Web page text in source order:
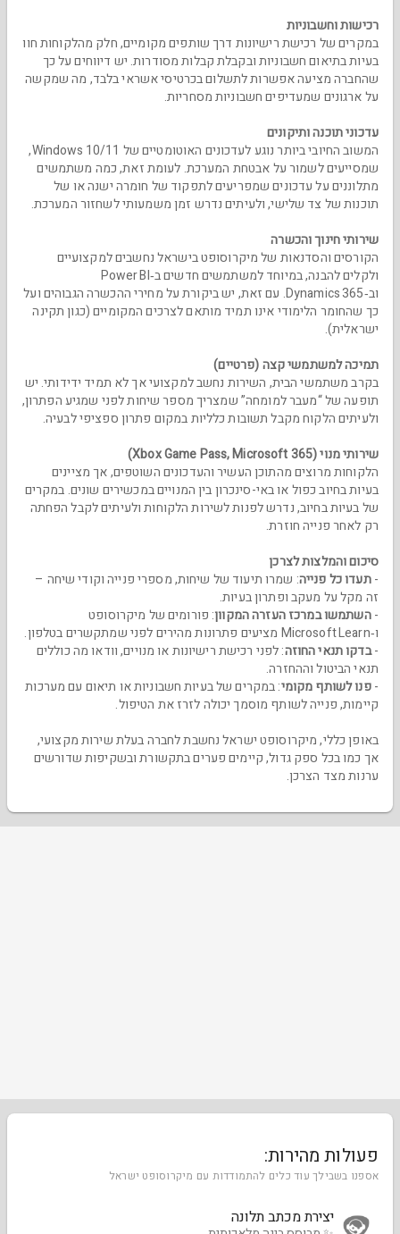
רכישות וחשבוניות
במקרים של רכישת רישיונות דרך שותפים מקומיים, חלק מהלקוחות חוו
בעיות בתיאום חשבוניות ובקבלת קבלות מסודרות. יש דיווחים על כך
שהחברה מציעה אפשרות לתשלום בכרטיסי אשראי בלבד, מה שמקשה
על ארגונים שמעדיפים חשבוניות מסחריות.
עדכוני תוכנה ותיקונים
המשוב החיובי ביותר נוגע לעדכונים האוטומטיים של Windows 10/11,
שמסייעים לשמור על אבטחת המערכת. לעומת זאת, כמה משתמשים
מתלוננים על עדכונים שמפריעים לתפקוד של חומרה ישנה או של
תוכנות של צד שלישי, ולעיתים נדרש זמן משמעותי לשחזור המערכת.
שירותי חינוך והכשרה
הקורסים והסדנאות של מיקרוסופט בישראל נחשבים למקצועיים
ולקלים להבנה, במיוחד למשתמשים חדשים ב‑Power BI
וב‑Dynamics 365. עם זאת, יש ביקורת על מחירי ההכשרה הגבוהים ועל
כך שהחומר הלימודי אינו תמיד מותאם לצרכים המקומיים (כגון תקינה
ישראלית).
תמיכה למשתמשי קצה (פרטיים)
בקרב משתמשי הבית, השירות נחשב למקצועי אך לא תמיד ידידותי. יש
תופעה של “מעבר למומחה” שמצריך מספר שיחות לפני שמגיע הפתרון,
ולעיתים הלקוח מקבל תשובות כלליות במקום פתרון ספציפי לבעיה.
שירותי מנוי (Xbox Game Pass, Microsoft 365)
הלקוחות מרוצים מהתוכן העשיר והעדכונים השוטפים, אך מציינים
בעיות בחיוב כפול או באי-סינכרון בין המנויים במכשירים שונים. במקרים
של בעיות בחיוב, נדרש לפנות לשירות הלקוחות ולעיתים לקבל הפחתה
רק לאחר פנייה חוזרת.
סיכום והמלצות לצרכן
-תעדו כל פנייה: שמרו תיעוד של שיחות, מספרי פנייה וקודי שיחה –
זה מקל על מעקב ופתרון בעיות.
-השתמשו במרכז העזרה המקוון: פורומים של מיקרוסופט
ו‑Microsoft Learn מציעים פתרונות מהירים לפני שמתקשרים בטלפון.
-בדקו תנאי החוזה: לפני רכישת רישיונות או מנויים, וודאו מה כוללים
תנאי הביטול וההחזרה.
-פנו לשותף מקומי: במקרים של בעיות חשבוניות או תיאום עם מערכות
קיימות, פנייה לשותף מוסמך יכולה לזרז את הטיפול.
באופן כללי, מיקרוסופט ישראל נחשבת לחברה בעלת שירות מקצועי,
אך כמו בכל ספק גדול, קיימים פערים בתקשורת ובשקיפות שדורשים
ערנות מצד הצרכן.
פעולות מהירות:
אספנו בשבילך עוד כלים להתמודדות עם מיקרוסופט ישראל
יצירת מכתב תלונה